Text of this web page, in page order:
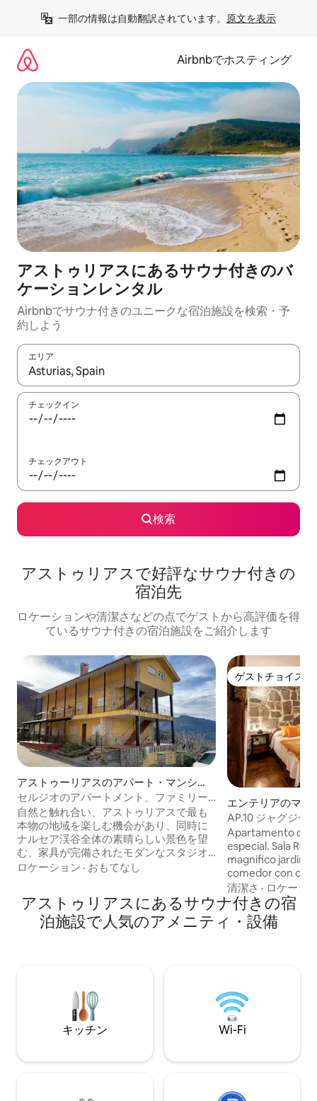
一部の情報は自動翻訳されています。 原文を表示
Airbnbでホスティング
アストゥリアスにあるサウナ付きのバ
ケーションレンタル
Airbnbでサウナ付きのユニークな宿泊施設を検索・予
約しよう
エリア
検索結果が表示されたら、上下の矢印キーを使って移動するか
チェックイン
チェックアウト
検索
アストゥリアスで好評なサウナ付きの
宿泊先
ロケーションや清潔さなどの点でゲストから高評価を得
ているサウナ付きの宿泊施設をご紹介します
アストゥーリアスのアパート・マンショ
ン
セルジオのアパートメント、ファミリー
アパートメント2
自然と触れ合い、アストゥリアスで最も
本物の地域を楽しむ機会があり、同時に
ナルセア渓谷全体の素晴らしい景色を望
む、家具が完備されたモダンなスタジオ
が利用できます。 山の景色が見える 2 寝
ングルベッド 2 台のベッドルーム 1 室があ
ります。シャワートレイとヘアドライヤ
ーを備えたフルバスルーム。シャンプ
に応じて 3 日ごとに交換いたします。お
部屋のタオルはスパエリアではご使用い
ただけません。プールタオルまたはバス
だけます。約60平方メートルで、宿泊人
数に応じた設備の整ったキッチンがあり
ロケーション · おもてなし
ゲストチョイス
ゲストチョイス
エンテリアのマン
パート
AP.10 ジャグジー
ス by La Bárcena
Apartamento de
especial. Sala
magnifico jardín. Consta de salón
comedor con
americana
con cama de
extra. Cuarto de
清潔さ · ロケーシ
アストゥリアスにあるサウナ付きの宿
泊施設で人気のアメニティ・設備
キッチン Wi-Fi